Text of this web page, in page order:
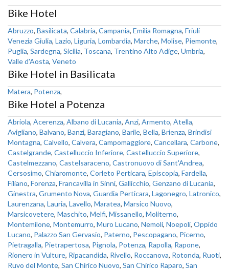
Bike Hotel
Abruzzo, Basilicata, Calabria, Campania, Emilia Romagna, Friuli
Venezia Giulia, Lazio, Liguria, Lombardia, Marche, Molise, Piemonte,
Puglia, Sardegna, Sicilia, Toscana, Trentino Alto Adige, Umbria,
Valle d'Aosta, Veneto
Bike Hotel in Basilicata
Matera, Potenza,
Bike Hotel a Potenza
Abriola, Acerenza, Albano di Lucania, Anzi, Armento, Atella,
Avigliano, Balvano, Banzi, Baragiano, Barile, Bella, Brienza, Brindisi
Montagna, Calvello, Calvera, Campomaggiore, Cancellara, Carbone,
Castelgrande, Castelluccio Inferiore, Castelluccio Superiore,
Castelmezzano, Castelsaraceno, Castronuovo di Sant'Andrea,
Cersosimo, Chiaromonte, Corleto Perticara, Episcopia, Fardella,
Filiano, Forenza, Francavilla in Sinni, Gallicchio, Genzano di Lucania,
Ginestra, Grumento Nova, Guardia Perticara, Lagonegro, Latronico,
Laurenzana, Lauria, Lavello, Maratea, Marsico Nuovo,
Marsicovetere, Maschito, Melfi, Missanello, Moliterno,
Montemilone, Montemurro, Muro Lucano, Nemoli, Noepoli, Oppido
Lucano, Palazzo San Gervasio, Paterno, Pescopagano, Picerno,
Pietragalla, Pietrapertosa, Pignola, Potenza, Rapolla, Rapone,
Rionero in Vulture, Ripacandida, Rivello, Roccanova, Rotonda, Ruoti,
Ruvo del Monte, San Chirico Nuovo, San Chirico Raparo, San